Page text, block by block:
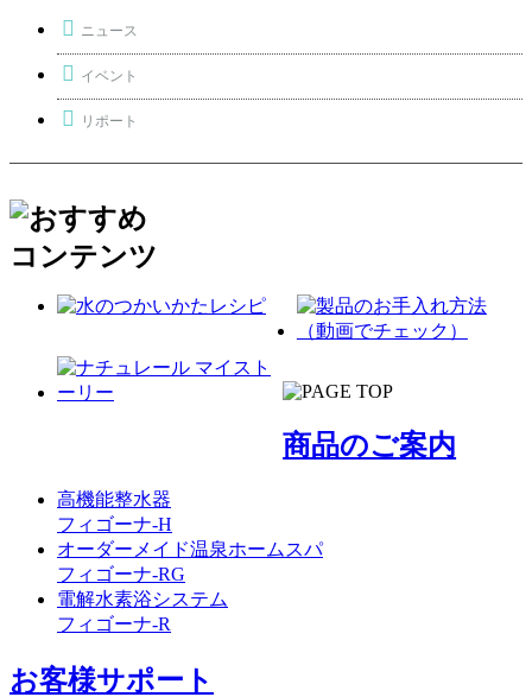
ニュース
イベント
リポート
商品のご案内
高機能整水器
フィゴーナ-H
オーダーメイド温泉ホームスパ
フィゴーナ-RG
電解水素浴システム
フィゴーナ-R
お客様サポート